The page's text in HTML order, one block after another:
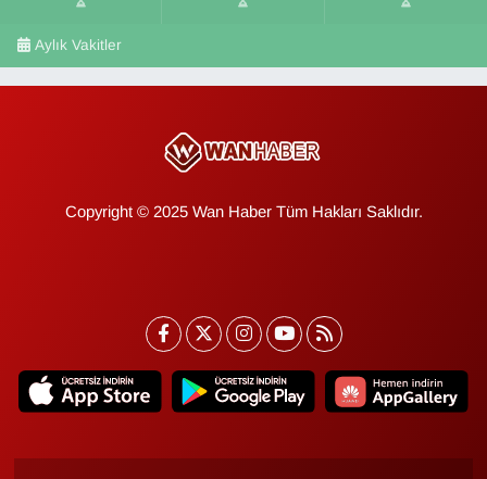
Aylık Vakitler
Copyright © 2025 Wan Haber Tüm Hakları Saklıdır.